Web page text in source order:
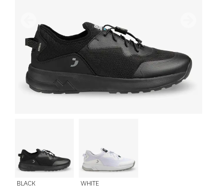
Vorherige
BLACK WHITE